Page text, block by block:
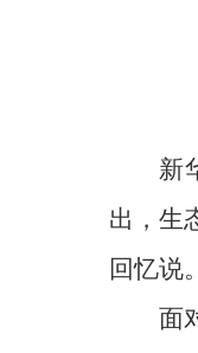
新
出，生
回忆说。
面